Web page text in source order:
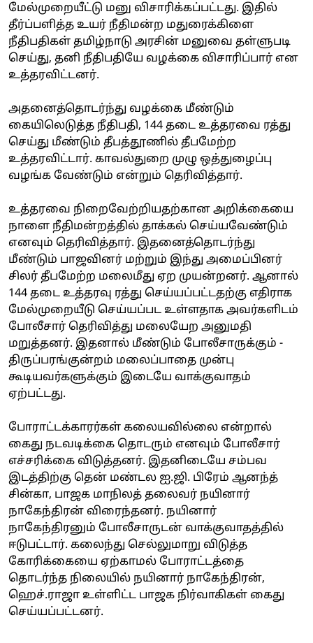
மேல்முறையீட்டு மனு விசாரிக்கப்பட்டது. இதில்
தீர்ப்பளித்த உயர் நீதிமன்ற மதுரைக்கிளை
நீதிபதிகள் தமிழ்நாடு அரசின் மனுவை தள்ளுபடி
செய்து, தனி நீதிபதியே வழக்கை விசாரிப்பார் என
உத்தரவிட்டனர்.
அதனைத்தொடர்ந்து வழக்கை மீண்டும்
கையிலெடுத்த நீதிபதி, 144 தடை உத்தரவை ரத்து
செய்து மீண்டும் தீபத்தூணில் தீபமேற்ற
உத்தரவிட்டார். காவல்துறை முழு ஒத்துழைப்பு
வழங்க வேண்டும் என்றும் தெரிவித்தார்.
உத்தரவை நிறைவேற்றியதற்கான அறிக்கையை
நாளை நீதிமன்றத்தில் தாக்கல் செய்யவேண்டும்
எனவும் தெரிவித்தார். இதனைத்தொடர்ந்து
மீண்டும் பாஜவினர் மற்றும் இந்து அமைப்பினர்
சிலர் தீபமேற்ற மலைமீது ஏற முயன்றனர். ஆனால்
144 தடை உத்தரவு ரத்து செய்யப்பட்டதற்கு எதிராக
மேல்முறையீடு செய்யப்பட உள்ளதாக அவர்களிடம்
போலீசார் தெரிவித்து மலையேற அனுமதி
மறுத்தனர். இதனால் மீண்டும் போலீசாருக்கும் -
திருப்பரங்குன்றம் மலைப்பாதை முன்பு
கூடியவர்களுக்கும் இடையே வாக்குவாதம்
ஏற்பட்டது.
போராட்டக்காரர்கள் கலையவில்லை என்றால்
கைது நடவடிக்கை தொடரும் எனவும் போலீசார்
எச்சரிக்கை விடுத்தனர். இதனிடையே சம்பவ
இடத்திற்கு தென் மண்டல ஐ.ஜி. பிரேம் ஆனந்த்
சின்கா, பாஜக மாநிலத் தலைவர் நயினார்
நாகேந்திரன் விரைந்தனர். நயினார்
நாகேந்திரனும் போலீசாருடன் வாக்குவாதத்தில்
ஈடுபட்டார். கலைந்து செல்லுமாறு விடுத்த
கோரிக்கையை ஏற்காமல் போராட்டத்தை
தொடர்ந்த நிலையில் நயினார் நாகேந்திரன்,
ஹெச்.ராஜா உள்ளிட்ட பாஜக நிர்வாகிகள் கைது
செய்யப்பட்டனர்.